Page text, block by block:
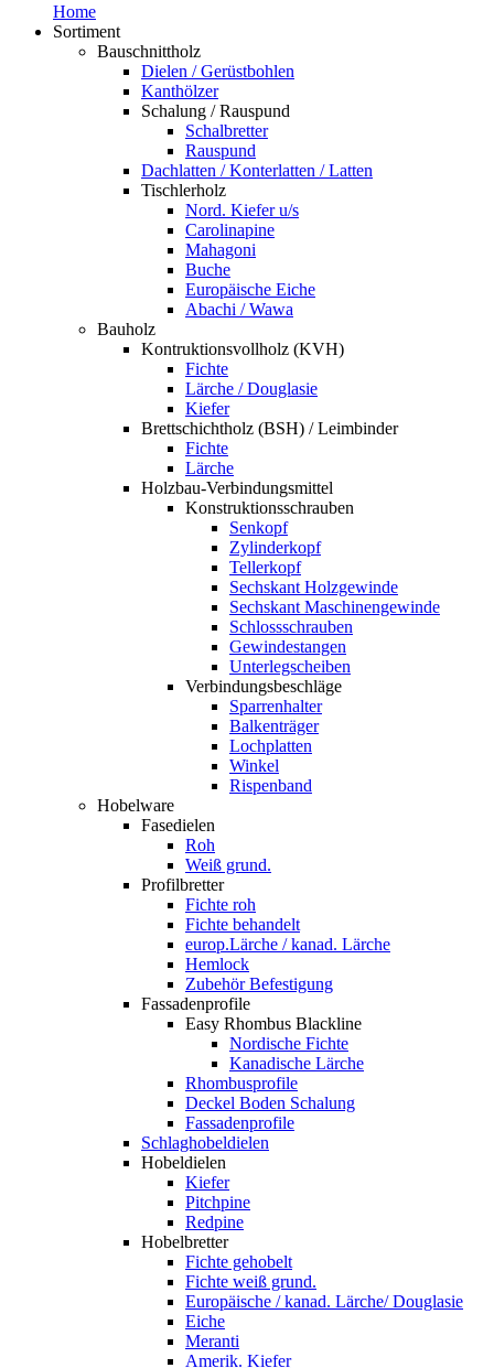
Home
Sortiment
Bauschnittholz
Dielen / Gerüstbohlen
Kanthölzer
Schalung / Rauspund
Schalbretter
Rauspund
Dachlatten / Konterlatten / Latten
Tischlerholz
Nord. Kiefer u/s
Carolinapine
Mahagoni
Buche
Europäische Eiche
Abachi / Wawa
Bauholz
Kontruktionsvollholz (KVH)
Fichte
Lärche / Douglasie
Kiefer
Brettschichtholz (BSH) / Leimbinder
Fichte
Lärche
Holzbau-Verbindungsmittel
Konstruktionsschrauben
Senkopf
Zylinderkopf
Tellerkopf
Sechskant Holzgewinde
Sechskant Maschinengewinde
Schlossschrauben
Gewindestangen
Unterlegscheiben
Verbindungsbeschläge
Sparrenhalter
Balkenträger
Lochplatten
Winkel
Rispenband
Hobelware
Fasedielen
Roh
Weiß grund.
Profilbretter
Fichte roh
Fichte behandelt
europ.Lärche / kanad. Lärche
Hemlock
Zubehör Befestigung
Fassadenprofile
Easy Rhombus Blackline
Nordische Fichte
Kanadische Lärche
Rhombusprofile
Deckel Boden Schalung
Fassadenprofile
Schlaghobeldielen
Hobeldielen
Kiefer
Pitchpine
Redpine
Hobelbretter
Fichte gehobelt
Fichte weiß grund.
Europäische / kanad. Lärche/ Douglasie
Eiche
Meranti
Amerik. Kiefer